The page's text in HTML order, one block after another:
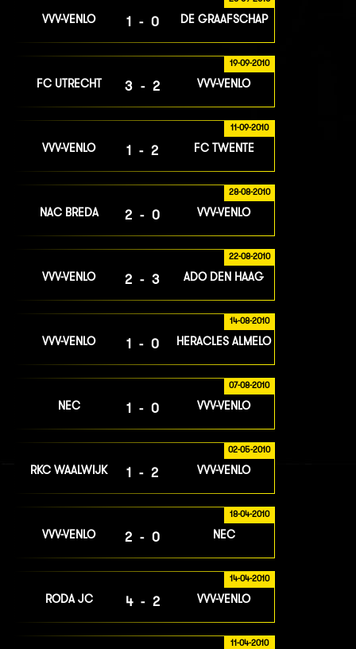
VVV-VENLO 1-0 DE GRAAFSCHAP
19-09-2010
FC UTRECHT 3-2 VVV-VENLO
11-09-2010
VVV-VENLO 1-2 FC TWENTE
28-08-2010
NAC BREDA 2-0 VVV-VENLO
22-08-2010
VVV-VENLO 2-3 ADO DEN HAAG
14-08-2010
VVV-VENLO 1-0 HERACLES ALMELO
07-08-2010
NEC 1-0 VVV-VENLO
02-05-2010
RKC WAALWIJK 1-2 VVV-VENLO
18-04-2010
VVV-VENLO 2-0 NEC
14-04-2010
RODA JC 4-2 VVV-VENLO
11-04-2010